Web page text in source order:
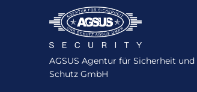
AGSUS Agentur für Sicherheit und
Schutz GmbH